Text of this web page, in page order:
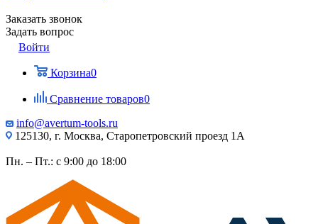
Заказать звонок
Задать вопрос
Войти
Корзина0
Сравнение товаров0
info@avertum-tools.ru
125130, г. Москва, Старопетровский проезд 1А
Пн. – Пт.: с 9:00 до 18:00